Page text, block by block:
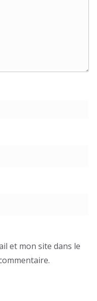
et mon site dans le